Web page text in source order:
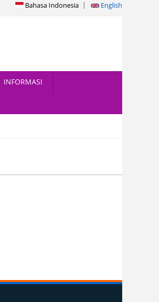
Bahasa Indonesia English
INFORMASI